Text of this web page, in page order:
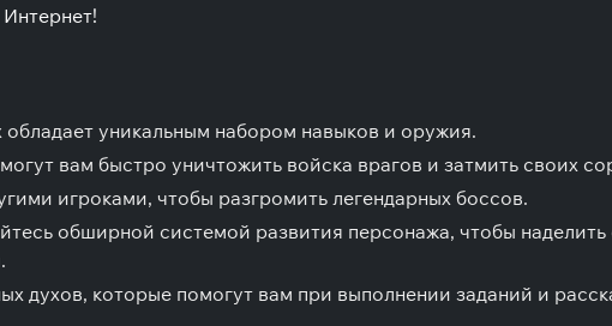
уникальным набором навыков и оружия.
вам быстро уничтожить войска врагов и затмить своих
игроками, чтобы разгромить легендарных боссов.
обширной системой развития персонажа, чтобы
духов, которые помогут вам при выполнении заданий и